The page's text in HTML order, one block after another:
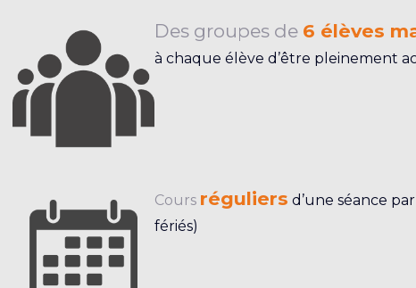
Des groupes de 6 élèves
à chaque élève d’être pleinement
Cours réguliers d’une séance
fériés)